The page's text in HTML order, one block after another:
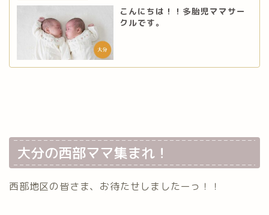
こんにちは！！多胎児ママサー
クルです。
大分の西部ママ集まれ！
西部地区の皆さま、お待たせしましたーっ！！